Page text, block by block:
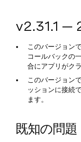
v2.31.1 —
このバージョン
コールバックの
合にアプリがク
このバージョン
ッションに接続
ます。
既知の問題